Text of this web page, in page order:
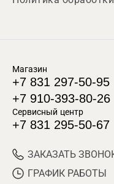
Магазин
+7 831 297-50-95
+7 910-393-80-26
Сервисный центр
+7 831 295-50-67
ЗАКАЗАТЬ
ГРАФИК РАБОТЫ